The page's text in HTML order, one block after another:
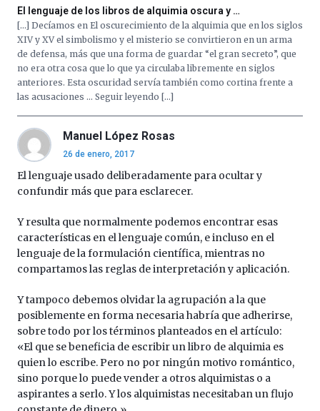
4
de
octubre.
La
iniciativa,
organizada
por
El lenguaje de los libros de alquimia oscura y …
[…] Decíamos en El oscurecimiento de la alquimia que en los siglos
XIV y XV el simbolismo y el misterio se convirtieron en un arma
de defensa, más que una forma de guardar “el gran secreto”, que
no era otra cosa que lo que ya circulaba libremente en siglos
anteriores. Esta oscuridad servía también como cortina frente a
las acusaciones … Seguir leyendo […]
Manuel López Rosas
26 de enero, 2017
El lenguaje usado deliberadamente para ocultar y
confundir más que para esclarecer.
Y resulta que normalmente podemos encontrar esas
características en el lenguaje común, e incluso en el
lenguaje de la formulación científica, mientras no
compartamos las reglas de interpretación y aplicación.
Y tampoco debemos olvidar la agrupación a la que
posiblemente en forma necesaria habría que adherirse,
sobre todo por los términos planteados en el artículo:
«El que se beneficia de escribir un libro de alquimia es
quien lo escribe. Pero no por ningún motivo romántico,
sino porque lo puede vender a otros alquimistas o a
aspirantes a serlo. Y los alquimistas necesitaban un flujo